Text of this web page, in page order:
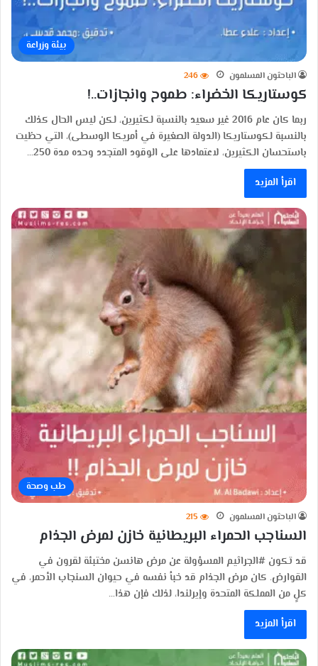
بيئة وزراعة
الباحثون المسلمون 246
كوستاريكا الخضراء: طموح وانجازات..!
ربما كان عام 2016 غير سعيد بالنسبة لكثيرين، لكن ليس الحال كذلك
بالنسبة لكوستاريكا (الدولة الصغيرة في أمريكا الوسطى)، التي حظيت
باستحسان الكثيرين، لاعتمادها على الوقود المتجدد وحده مدة 250…
اقرأ المزيد
طب وصحة
الباحثون المسلمون 215
السناجب الحمراء البريطانية خازن لمرض الجذام
قد تكون #الجراثيم المسؤولة عن مرض هانسن مختبئة لقرون في
القوارض. كان مرض الجذام قد خبأ نفسه في حيوان السنجاب الأحمر، في
كلٍ من المملكة المتحدة وإيرلندا، لذلك فإن هذا…
اقرأ المزيد